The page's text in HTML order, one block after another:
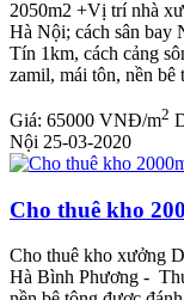
2050m2 +Vị trí nhà
Hà Nội; cách sân bay
Tín 1km, cách cảng
zamil, mái tôn, nền
Giá: 65000 VNĐ/m2
Nội 25-03-2020
Cho thuê kho
Cho thuê kho xưởng
Hà Bình Phương -